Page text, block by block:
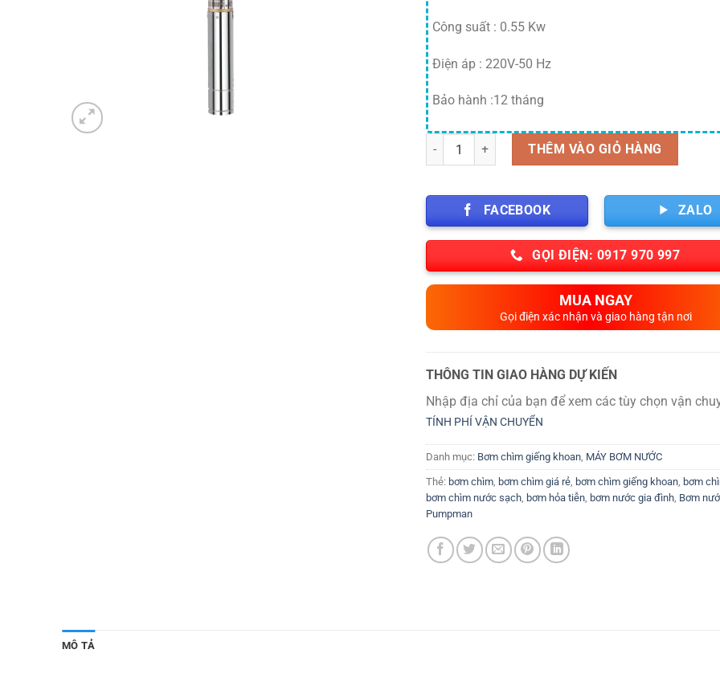
Công suất : 0.55 Kw
Điện áp : 220V-50 Hz
Bảo hành :12 tháng
Số lượng THÊM VÀO GIỎ HÀNG
FACEBOOK ZALO
GỌI ĐIỆN: 0917 970 997
MUA NGAY
Gọi điện xác nhận và giao hàng tận nơi
THÔNG TIN GIAO HÀNG DỰ KIẾN
Nhập địa chỉ của bạn để xem các tùy chọn vận
TÍNH PHÍ VẬN CHUYỂN
Danh mục: Bơm chìm giếng khoan MÁY BƠM NƯỚC
Thẻ: bơm chìm bơm chìm giá rẻ bơm chìm giếng khoan bơm
bơm chìm nước sạch bơm hỏa tiễn bơm nước gia đình Bơm
Pumpman
MÔ TẢ